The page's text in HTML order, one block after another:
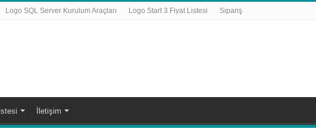
Logo SQL Server Kurulum Araçları Logo Start 3 Fiyat Listesi Sipariş
İletişim